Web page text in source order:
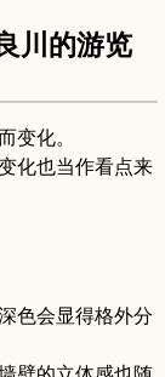
川的游览
变化。
化也当作看点来
色会显得格外分